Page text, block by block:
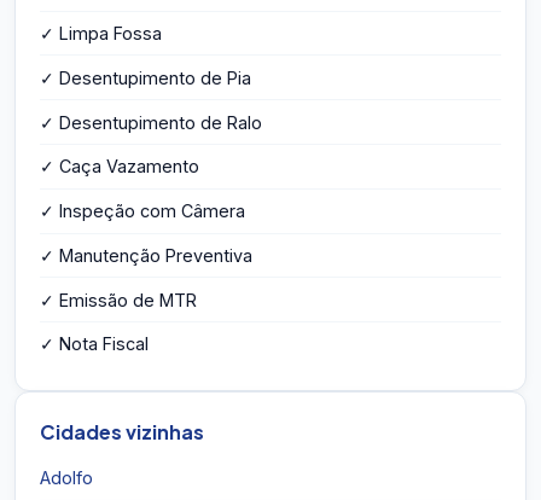
✓ Limpa Fossa
✓ Desentupimento de Pia
✓ Desentupimento de Ralo
✓ Caça Vazamento
✓ Inspeção com Câmera
✓ Manutenção Preventiva
✓ Emissão de MTR
✓ Nota Fiscal
Cidades vizinhas
Adolfo